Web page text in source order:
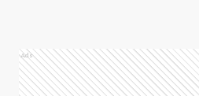
Ads